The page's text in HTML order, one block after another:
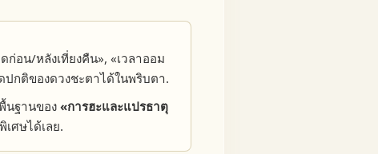
อน/หลังเที่ยงคืน», «เวลาออม
ปกติของดวงชะตาได้ในพริบตา.
นฐานของ «การฮะและแปรธาตุ
ศษได้เลย.